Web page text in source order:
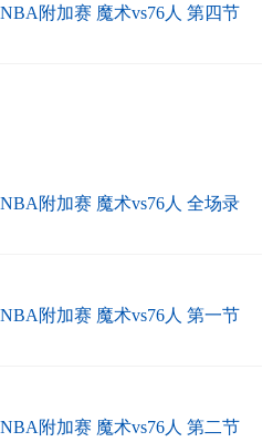
附加赛 魔术vs76人 第四节
附加赛 魔术vs76人 全场录
附加赛 魔术vs76人 第一节
附加赛 魔术vs76人 第二节